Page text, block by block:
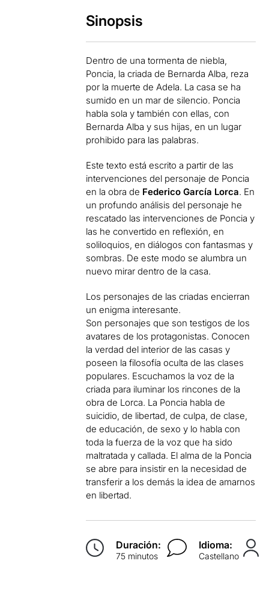
Sinopsis
Dentro de una tormenta de niebla,
Poncia, la criada de Bernarda Alba, reza
por la muerte de Adela. La casa se ha
sumido en un mar de silencio. Poncia
habla sola y también con ellas, con
Bernarda Alba y sus hijas, en un lugar
prohibido para las palabras.
Este texto está escrito a partir de las
intervenciones del personaje de Poncia
en la obra de Federico García Lorca. En
un profundo análisis del personaje he
rescatado las intervenciones de Poncia y
las he convertido en reflexión, en
soliloquios, en diálogos con fantasmas y
sombras. De este modo se alumbra un
nuevo mirar dentro de la casa.
Los personajes de las criadas encierran
un enigma interesante.
Son personajes que son testigos de los
avatares de los protagonistas. Conocen
la verdad del interior de las casas y
poseen la filosofía oculta de las clases
populares. Escuchamos la voz de la
criada para iluminar los rincones de la
obra de Lorca. La Poncia habla de
suicidio, de libertad, de culpa, de clase,
de educación, de sexo y lo habla con
toda la fuerza de la voz que ha sido
maltratada y callada. El alma de la Poncia
se abre para insistir en la necesidad de
transferir a los demás la idea de amarnos
en libertad.
Duración:
75 minutos
Idioma:
Castellano